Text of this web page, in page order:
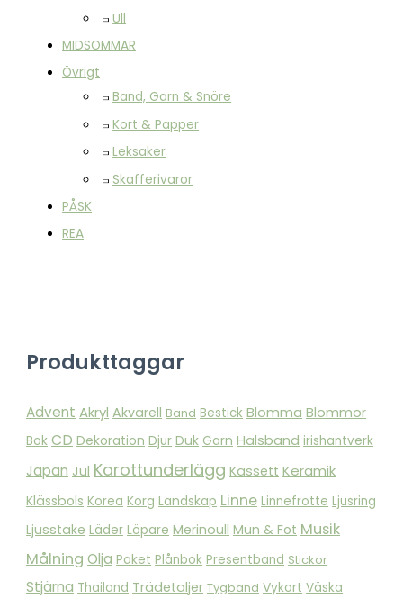
Ull
MIDSOMMAR
Övrigt
Band, Garn & Snöre
Kort & Papper
Leksaker
Skafferivaror
PÅSK
REA
Produkttaggar
Advent Akryl Akvarell Band Bestick Blomma Blommor
Bok CD Dekoration Djur Duk Garn Halsband irishantverk
Japan Jul Karottunderlägg Kassett Keramik
Klässbols Korea Korg Landskap Linne Linnefrotte Ljusring
Ljusstake Läder Löpare Merinoull Mun & Fot Musik
Målning Olja Paket Plånbok Presentband Stickor
Stjärna Thailand Trädetaljer Tygband Vykort Väska